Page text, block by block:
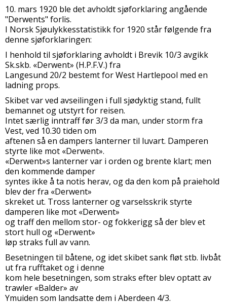
10. mars 1920 ble det avholdt sjøforklaring angående
"Derwents" forlis.
I Norsk Sjøulykkesstatistikk for 1920 står følgende fra
denne sjøforklaringen:
I henhold til sjøforklaring avholdt i Brevik 10/3 avgikk
Sk.skb. «Derwent» (H.P.F.V.) fra
Langesund 20/2 bestemt for West Hartlepool med en
ladning props.
Skibet var ved avseilingen i full sjødyktig stand, fullt
bemannet og utstyrt for reisen.
Intet særlig inntraff før 3/3 da man, under storm fra
Vest, ved 10.30 tiden om
aftenen så en dampers lanterner til luvart. Damperen
styrte like mot «Derwent».
«Derwent»s lanterner var i orden og brente klart; men
den kommende damper
syntes ikke å ta notis herav, og da den kom på praiehold
blev der fra «Derwent»
skreket ut. Tross lanterner og varselsskrik styrte
damperen like mot «Derwent»
og traff den mellom stor- og fokkerigg så der blev et
stort hull og «Derwent»
løp straks full av vann.
Besetningen til båtene, og idet skibet sank fløt stb. livbåt
ut fra rufftaket og i denne
kom hele besetningen, som straks efter blev optatt av
trawler «Balder» av
Ymuiden som landsatte dem i Aberdeen 4/3.